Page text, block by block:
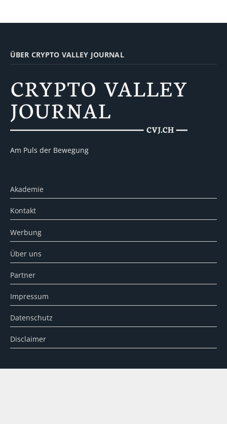
ÜBER CRYPTO VALLEY JOURNAL
Am Puls der Bewegung
Akademie
Kontakt
Werbung
Über uns
Partner
Impressum
Datenschutz
Disclaimer